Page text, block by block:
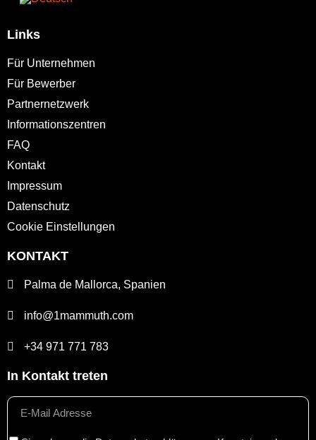
Links
Für Unternehmen
Für Bewerber
Partnernetzwerk
Informationszentren
FAQ
Kontakt
Impressum
Datenschutz
Cookie Einstellungen
KONTAKT
Palma de Mallorca, Spanien
info@1mammuth.com
+34 971 771 783
In Kontakt treten